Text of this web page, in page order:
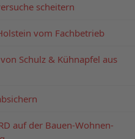
scheitern
vom Fachbetrieb
Schulz & Kühnapfel aus
auf der Bauen-Wohnen-